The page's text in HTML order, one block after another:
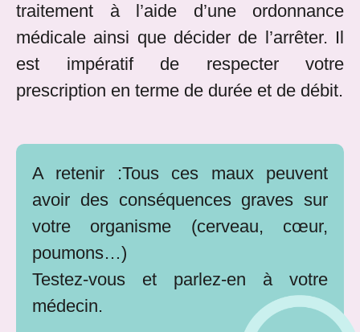
traitement à l’aide d’une ordonnance
médicale ainsi que décider de l’arrêter. Il
est impératif de respecter votre
prescription en terme de durée et de débit.
A retenir :Tous ces maux peuvent
avoir des conséquences graves sur
votre organisme (cerveau, cœur,
poumons…)
Testez-vous et parlez-en à votre
médecin.